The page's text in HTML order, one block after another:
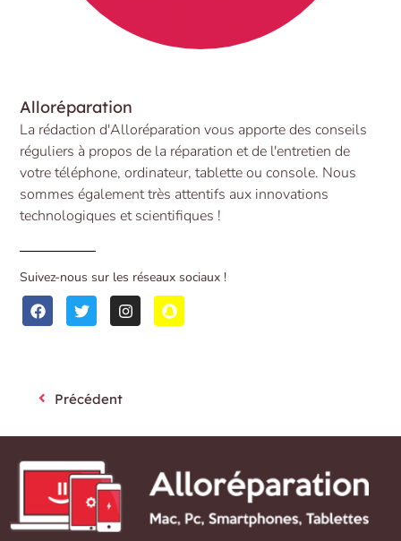
Alloréparation
La rédaction d'Alloréparation vous apporte des conseils
réguliers à propos de la réparation et de l'entretien de
votre téléphone, ordinateur, tablette ou console. Nous
sommes également très attentifs aux innovations
technologiques et scientifiques !
Suivez-nous sur les réseaux sociaux !
Précédent